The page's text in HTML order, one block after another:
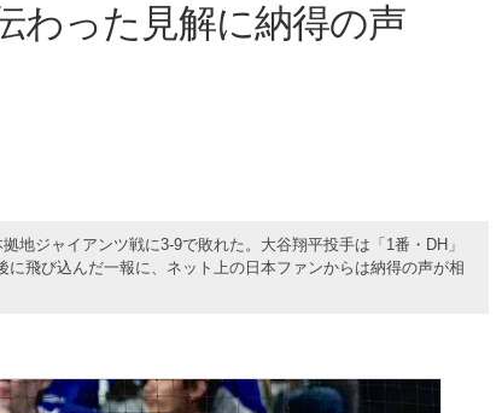
った見解に納得の声
地ジャイアンツ戦に3-9で敗れた。大谷翔平投手は「1番・DH」
飛び込んだ一報に、ネット上の日本ファンからは納得の声が相